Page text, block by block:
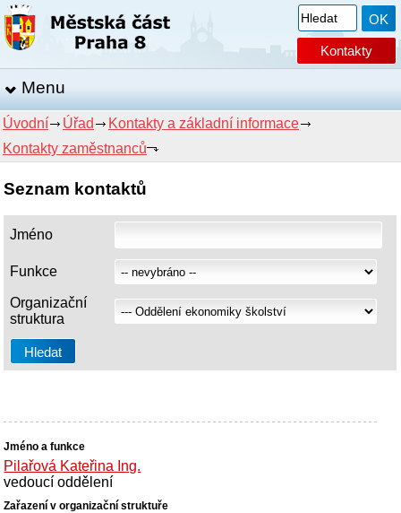
Kontakty
Menu
Úvodní Úřad
Kontakty a základní informace
Kontakty zaměstnanců
Seznam kontaktů
Jméno
Funkce
Organizační
struktura
Pilařová Kateřina Ing.
vedoucí oddělení